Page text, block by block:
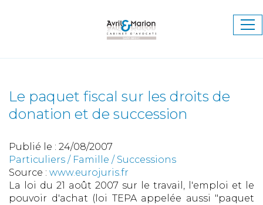
Le paquet fiscal sur les droits de
donation et de succession
Publié le : 24/08/2007
Particuliers / Famille / Successions
Source : www.eurojuris.fr
La loi du 21 août 2007 sur le travail, l'emploi et le
pouvoir d'achat (loi TEPA appelée aussi "paquet